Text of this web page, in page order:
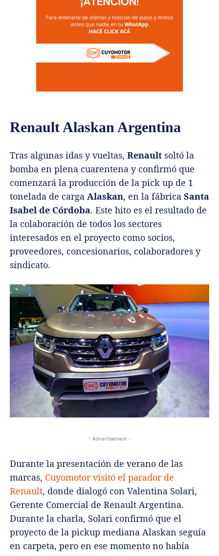
Renault Alaskan Argentina
Tras algunas idas y vueltas, Renault soltó la
bomba en plena cuarentena y confirmó que
comenzará la producción de la pick up de 1
tonelada de carga Alaskan, en la fábrica Santa
Isabel de Córdoba. Este hito es el resultado de
la colaboración de todos los sectores
interesados en el proyecto como socios,
proveedores, concesionarios, colaboradores y
sindicato.
- Advertisement -
Durante la presentación de verano de las
marcas, Cuyomotor visitó el parador de
Renault, donde dialogó con Valentina Solari,
Gerente Comercial de Renault Argentina.
Durante la charla, Solari confirmó que el
proyecto de la pickup mediana Alaskan seguía
en carpeta, pero en ese momento no había